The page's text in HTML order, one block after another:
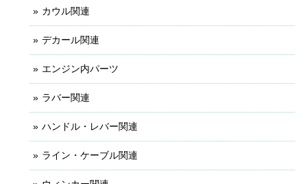
カウル関連
デカール関連
エンジン内パーツ
ラバー関連
ハンドル・レバー関連
ライン・ケーブル関連